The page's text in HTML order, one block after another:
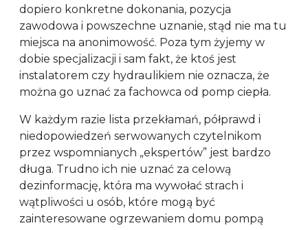
dopiero konkretne dokonania, pozycja
zawodowa i powszechne uznanie, stąd nie ma tu
miejsca na anonimowość. Poza tym żyjemy w
dobie specjalizacji i sam fakt, że ktoś jest
instalatorem czy hydraulikiem nie oznacza, że
można go uznać za fachowca od pomp ciepła.
W każdym razie lista przekłamań, półprawd i
niedopowiedzeń serwowanych czytelnikom
przez wspomnianych „ekspertów” jest bardzo
długa. Trudno ich nie uznać za celową
dezinformację, która ma wywołać strach i
wątpliwości u osób, które mogą być
zainteresowane ogrzewaniem domu pompą